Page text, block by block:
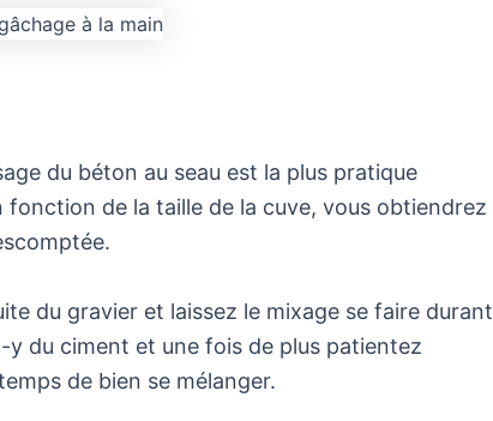
du béton au seau est la plus pratique
de la taille de la cuve, vous obtiendrez
du gravier et laissez le mixage se faire durant
du ciment et une fois de plus patientez
de bien se mélanger.